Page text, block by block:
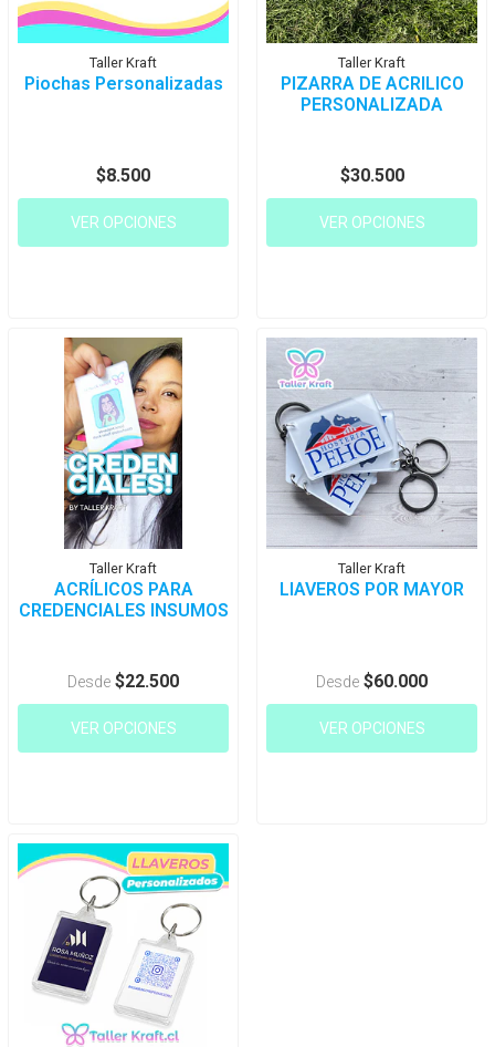
Taller Kraft
Piochas Personalizadas
$8.500
VER OPCIONES
Taller Kraft
PIZARRA DE ACRILICO
PERSONALIZADA
$30.500
VER OPCIONES
Taller Kraft
ACRÍLICOS PARA
CREDENCIALES INSUMOS
Desde $22.500
VER OPCIONES
Taller Kraft
LlAVEROS POR MAYOR
Desde $60.000
VER OPCIONES